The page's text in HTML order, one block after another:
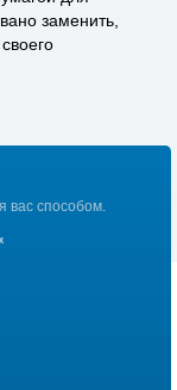
заменить,
вас способом.